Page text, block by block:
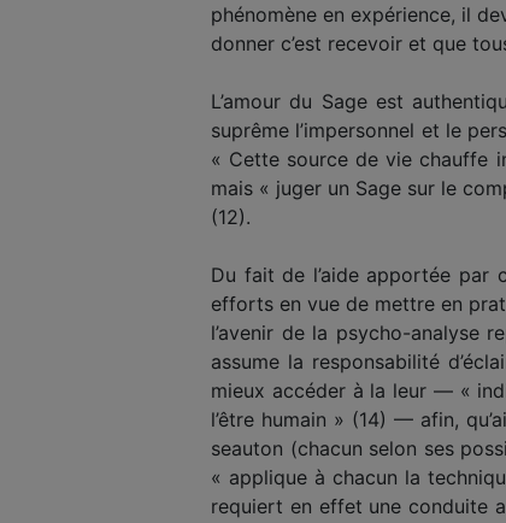
phénomène en expérience, il
donner c’est recevoir et que
L’amour du Sage est
suprême l’impersonnel et le
« Cette source de vie chauffe
mais « juger un Sage sur le
(12).
Du fait de l’aide apportée
efforts en vue de mettre en
l’avenir de la psycho-analyse
assume la responsabilité
mieux accéder à la leur — «
l’être humain » (14) — afin,
seauton (chacun selon ses
« applique à chacun la
requiert en effet une conduite